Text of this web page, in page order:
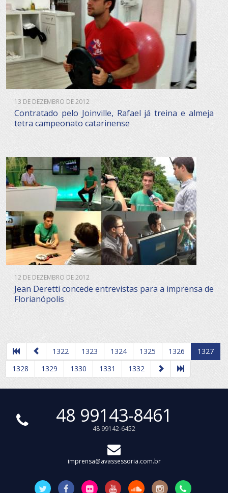
13 DE DEZEMBRO DE 2012
Contratado pelo Joinville, Rafael já treina e almeja
tetra campeonato catarinense
12 DE DEZEMBRO DE 2012
Jean Deretti concede entrevistas para a imprensa de
Florianópolis
1322 1323 1324 1325 1326
1327
1328
1329 1330 1331 1332
48 99143-8461
48 99142-6452
imprensa@avassessoria.com.br